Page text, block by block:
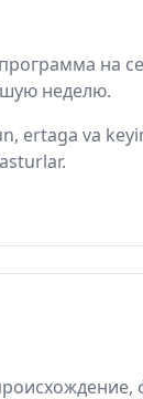
на
неделю.
ertaga va